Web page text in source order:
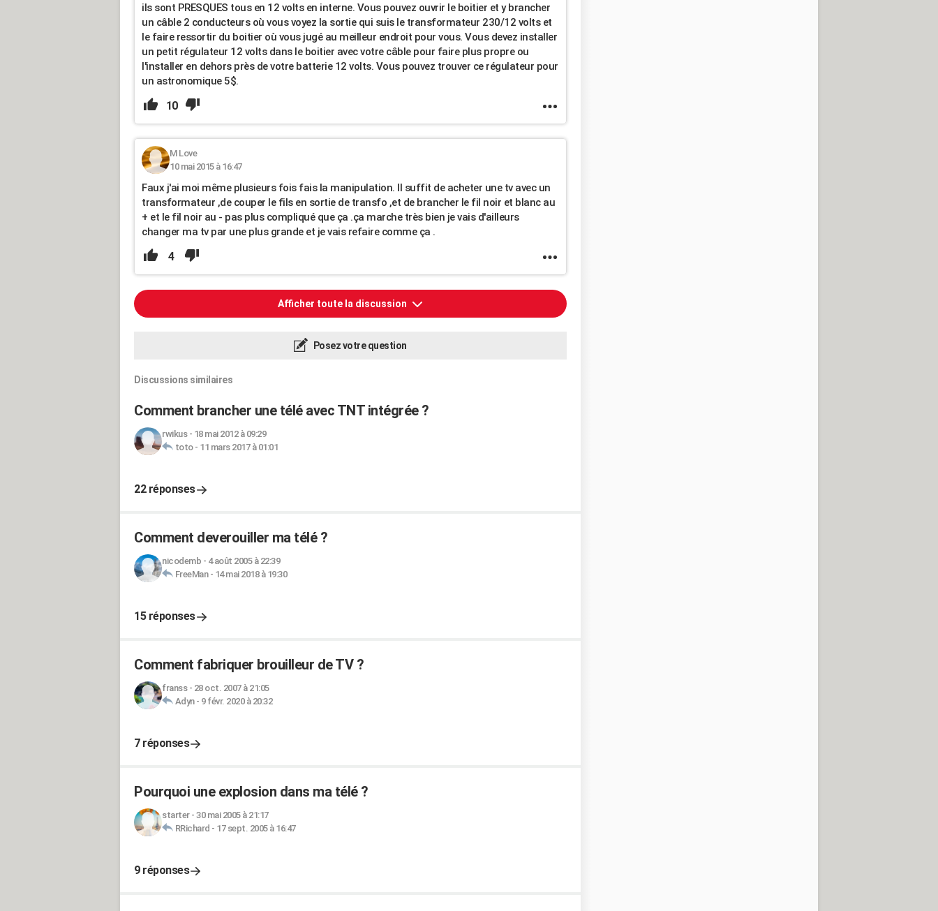
ils sont PRESQUES tous en 12 volts en interne. Vous pouvez ouvrir le boitier et y brancher
un câble 2 conducteurs où vous voyez la sortie qui suis le transformateur 230/12 volts et
le faire ressortir du boitier où vous jugé au meilleur endroit pour vous. Vous devez installer
un petit régulateur 12 volts dans le boitier avec votre câble pour faire plus propre ou
l'installer en dehors près de votre batterie 12 volts. Vous pouvez trouver ce régulateur pour
un astronomique 5$.
10
M Love
10 mai 2015 à 16:47
Faux j'ai moi même plusieurs fois fais la manipulation. Il suffit de acheter une tv avec un
transformateur ,de couper le fils en sortie de transfo ,et de brancher le fil noir et blanc au
+ et le fil noir au - pas plus compliqué que ça .ça marche très bien je vais d'ailleurs
changer ma tv par une plus grande et je vais refaire comme ça .
4
Afficher toute la discussion
Posez votre question
Discussions similaires
Comment brancher une télé avec TNT intégrée ?
rwikus- 18 mai 2012 à 09:29
toto- 11 mars 2017 à 01:01
22 réponses
Comment deverouiller ma télé ?
nicodemb - 4 août 2005 à 22:39
FreeMan- 14 mai 2018 à 19:30
15 réponses
Comment fabriquer brouilleur de TV ?
franss- 28 oct. 2007 à 21:05
Adyn- 9 févr. 2020 à 20:32
7 réponses
Pourquoi une explosion dans ma télé ?
starter- 30 mai 2005 à 21:17
RRichard - 17 sept. 2005 à 16:47
9 réponses